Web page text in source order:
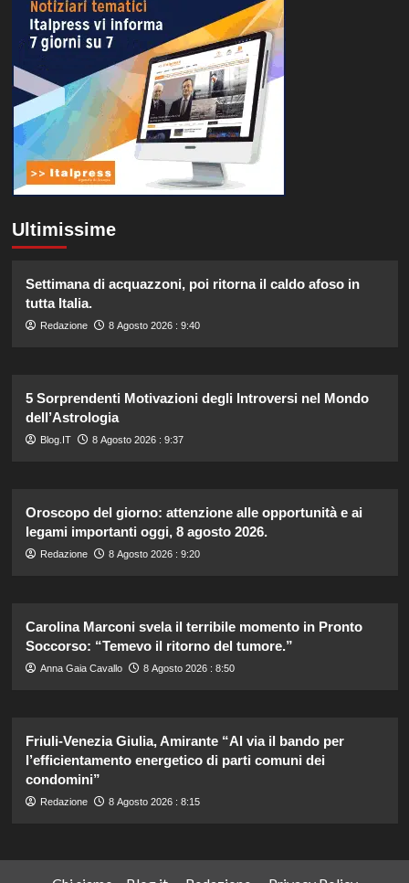
Ultimissime
Settimana di acquazzoni, poi ritorna il caldo afoso in
tutta Italia.
Redazione 8 Agosto 2026 : 9:40
5 Sorprendenti Motivazioni degli Introversi nel Mondo
dell’Astrologia
Blog.IT 8 Agosto 2026 : 9:37
Oroscopo del giorno: attenzione alle opportunità e ai
legami importanti oggi, 8 agosto 2026.
Redazione 8 Agosto 2026 : 9:20
Carolina Marconi svela il terribile momento in Pronto
Soccorso: “Temevo il ritorno del tumore.”
Anna Gaia Cavallo 8 Agosto 2026 : 8:50
Friuli-Venezia Giulia, Amirante “Al via il bando per
l’efficientamento energetico di parti comuni dei
condomini”
Redazione 8 Agosto 2026 : 8:15